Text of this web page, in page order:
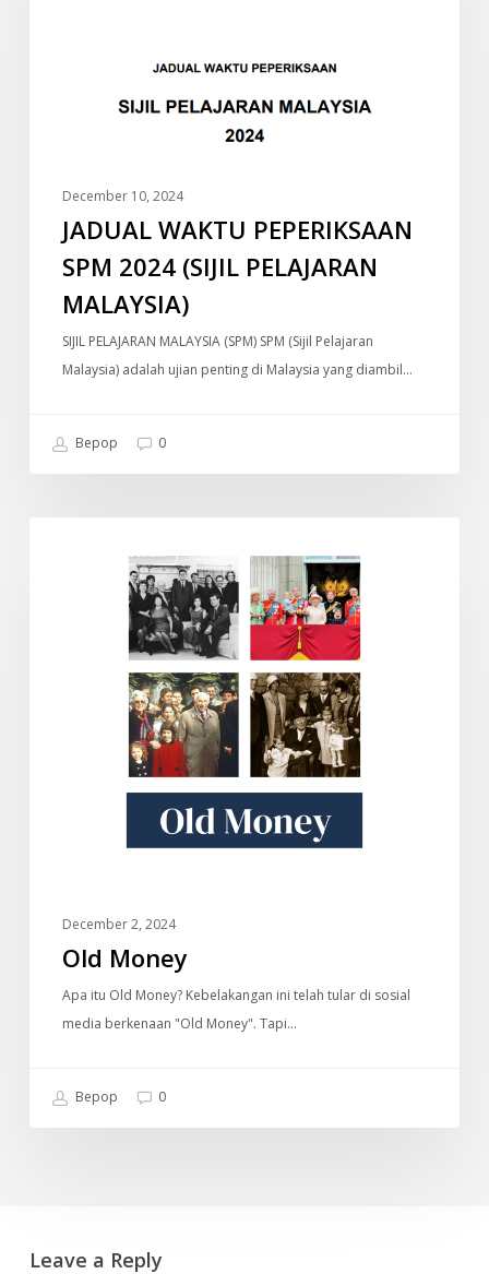
December 10, 2024
JADUAL WAKTU PEPERIKSAAN
SPM 2024 (SIJIL PELAJARAN
MALAYSIA)
SIJIL PELAJARAN MALAYSIA (SPM) SPM (Sijil Pelajaran
Malaysia) adalah ujian penting di Malaysia yang diambil…
Bepop 0
DOKUMENTARI
December 2, 2024
Old Money
Apa itu Old Money? Kebelakangan ini telah tular di sosial
media berkenaan "Old Money". Tapi…
Bepop 0
Leave a Reply